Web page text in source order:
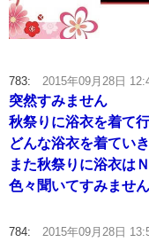
783: 2015年09月28日
突然すみません
秋祭りに浴衣を着て
どんな浴衣を着てい
また秋祭りに浴衣は
色々聞いてすみません
784: 2015年09月28日